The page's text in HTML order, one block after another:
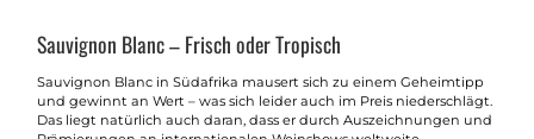
Sauvignon Blanc – Frisch oder Tropisch
Sauvignon Blanc in Südafrika mausert sich zu einem Geheimtipp
und gewinnt an Wert – was sich leider auch im Preis niederschlägt.
Das liegt natürlich auch daran, dass er durch Auszeichnungen und